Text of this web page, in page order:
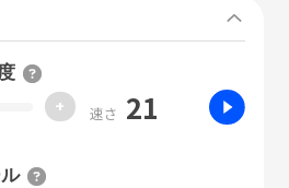
+ 速さ 21